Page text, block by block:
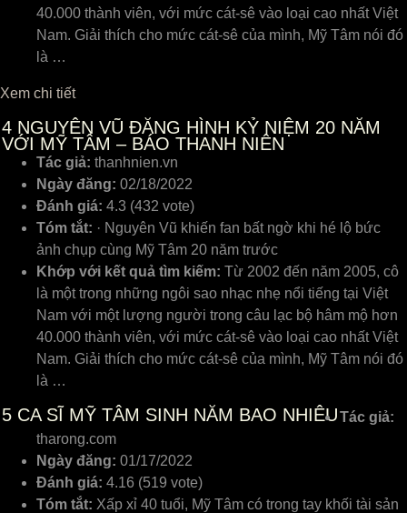
40.000 thành viên, với mức cát-sê vào loại cao nhất Việt
Nam. Giải thích cho mức cát-sê của mình, Mỹ Tâm nói đó
là …
Xem chi tiết
4 NGUYÊN VŨ ĐĂNG HÌNH KỶ NIỆM 20 NĂM
VỚI MỸ TÂM – BÁO THANH NIÊN
Tác giả: thanhnien.vn
Ngày đăng: 02/18/2022
Đánh giá: 4.3 (432 vote)
Tóm tắt: · Nguyên Vũ khiến fan bất ngờ khi hé lộ bức
ảnh chụp cùng Mỹ Tâm 20 năm trước
Khớp với kết quả tìm kiếm: Từ 2002 đến năm 2005, cô
là một trong những ngôi sao nhạc nhẹ nổi tiếng tại Việt
Nam với một lượng người trong câu lạc bộ hâm mộ hơn
40.000 thành viên, với mức cát-sê vào loại cao nhất Việt
Nam. Giải thích cho mức cát-sê của mình, Mỹ Tâm nói đó
là …
5 CA SĨ MỸ TÂM SINH NĂM BAO NHIÊUTác giả:
tharong.com
Ngày đăng: 01/17/2022
Đánh giá: 4.16 (519 vote)
Tóm tắt: Xấp xỉ 40 tuổi, Mỹ Tâm có trong tay khối tài sản